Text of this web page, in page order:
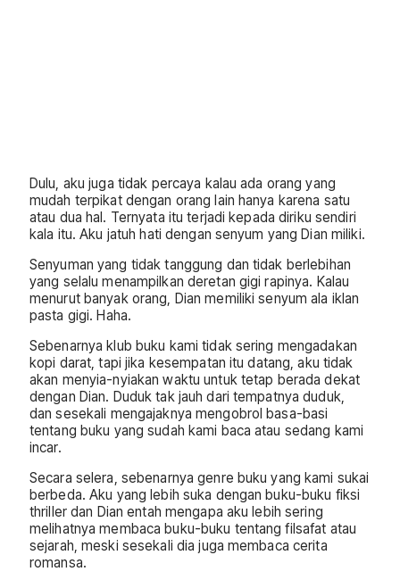
Dulu, aku juga tidak percaya kalau ada orang yang
mudah terpikat dengan orang lain hanya karena satu
atau dua hal. Ternyata itu terjadi kepada diriku sendiri
kala itu. Aku jatuh hati dengan senyum yang Dian miliki.
Senyuman yang tidak tanggung dan tidak berlebihan
yang selalu menampilkan deretan gigi rapinya. Kalau
menurut banyak orang, Dian memiliki senyum ala iklan
pasta gigi. Haha.
Sebenarnya klub buku kami tidak sering mengadakan
kopi darat, tapi jika kesempatan itu datang, aku tidak
akan menyia-nyiakan waktu untuk tetap berada dekat
dengan Dian. Duduk tak jauh dari tempatnya duduk,
dan sesekali mengajaknya mengobrol basa-basi
tentang buku yang sudah kami baca atau sedang kami
incar.
Secara selera, sebenarnya genre buku yang kami sukai
berbeda. Aku yang lebih suka dengan buku-buku fiksi
thriller dan Dian entah mengapa aku lebih sering
melihatnya membaca buku-buku tentang filsafat atau
sejarah, meski sesekali dia juga membaca cerita
romansa.